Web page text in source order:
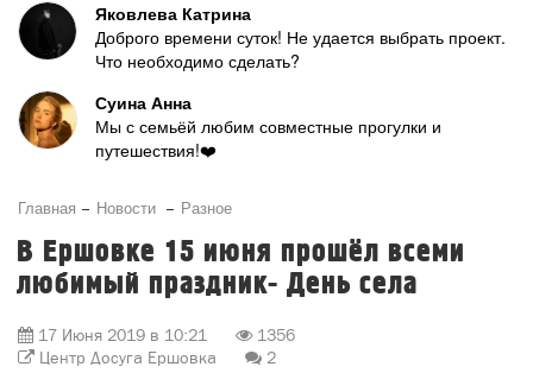
Яковлева Катрина
Доброго времени суток! Не удается выбрать проект.
Что необходимо сделать?
Суина Анна
Мы с семьёй любим совместные прогулки и
путешествия!❤️
Главная Новости Разное
В Ершовке 15 июня прошёл всеми
любимый праздник- День села
17 Июня 2019 в 10:21
1356
Центр Досуга Ершовка
2